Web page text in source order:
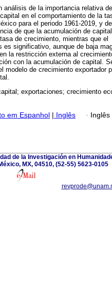
análisis de la importancia relativa
en el comportamiento de la
para el periodo 1961-2019, y
de que la acumulación de
de crecimiento, mientras que el
es significativo, aunque de baja
la restricción externa al
con la acumulación de capital.
modelo de crecimiento exportador
exportaciones; crecimiento
em Espanhol | Inglês · Inglês
de la Investigación en
MX, 04510, (52-55) 5623-0105